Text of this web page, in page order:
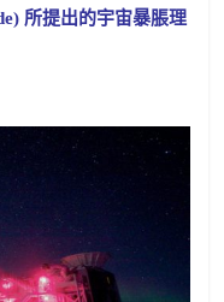
所提出的宇宙暴脹理